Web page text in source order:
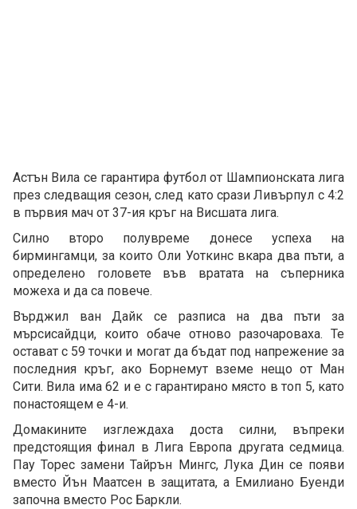
Астън Вила се гарантира футбол от Шампионската лига
през следващия сезон, след като срази Ливърпул с 4:2
в първия мач от 37-ия кръг на Висшата лига.
Силно второ полувреме донесе успеха на
бирмингамци, за които Оли Уоткинс вкара два пъти, а
определено головете във вратата на съперника
можеха и да са повече.
Върджил ван Дайк се разписа на два пъти за
мърсисайдци, които обаче отново разочароваха. Те
остават с 59 точки и могат да бъдат под напрежение за
последния кръг, ако Борнемут вземе нещо от Ман
Сити. Вила има 62 и е с гарантирано място в топ 5, като
понастоящем е 4-и.
Домакините изглеждаха доста силни, въпреки
предстоящия финал в Лига Европа другата седмица.
Пау Торес замени Тайрън Мингс, Лука Дин се появи
вместо Йън Маатсен в защитата, а Емилиано Буенди
започна вместо Рос Баркли.